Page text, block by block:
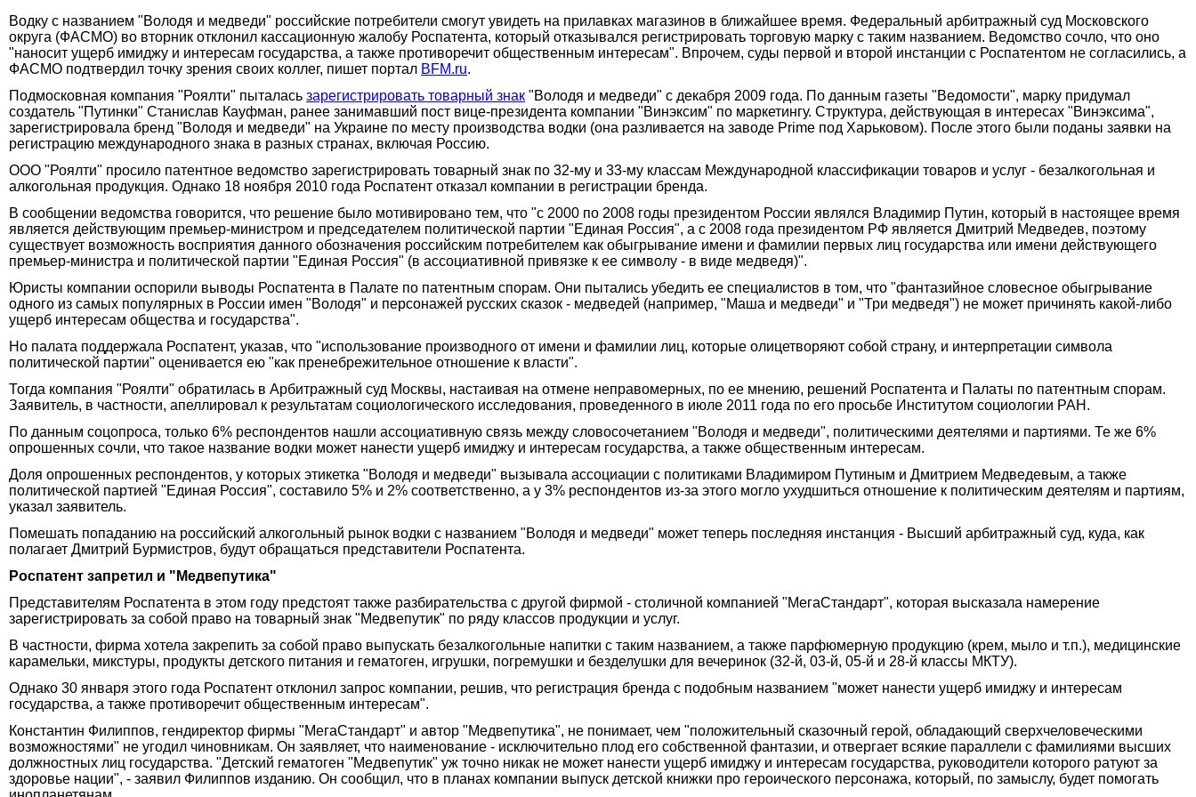
Водку с названием "Володя и медведи" российские потребители смогут увидеть на прилавках магазинов в ближайшее время. Федеральный арбитражный суд Московского
округа (ФАСМО) во вторник отклонил кассационную жалобу Роспатента, который отказывался регистрировать торговую марку с таким названием. Ведомство сочло, что оно
"наносит ущерб имиджу и интересам государства, а также противоречит общественным интересам". Впрочем, суды первой и второй инстанции с Роспатентом не согласились, а
ФАСМО подтвердил точку зрения своих коллег, пишет портал BFM.ru.
Подмосковная компания "Роялти" пыталась зарегистрировать товарный знак "Володя и медведи" с декабря 2009 года. По данным газеты "Ведомости", марку придумал
создатель "Путинки" Станислав Кауфман, ранее занимавший пост вице-президента компании "Винэксим" по маркетингу. Структура, действующая в интересах "Винэксима",
зарегистрировала бренд "Володя и медведи" на Украине по месту производства водки (она разливается на заводе Prime под Харьковом). После этого были поданы заявки на
регистрацию международного знака в разных странах, включая Россию.
ООО "Роялти" просило патентное ведомство зарегистрировать товарный знак по 32-му и 33-му классам Международной классификации товаров и услуг - безалкогольная и
алкогольная продукция. Однако 18 ноября 2010 года Роспатент отказал компании в регистрации бренда.
В сообщении ведомства говорится, что решение было мотивировано тем, что "с 2000 по 2008 годы президентом России являлся Владимир Путин, который в настоящее время
является действующим премьер-министром и председателем политической партии "Единая Россия", а с 2008 года президентом РФ является Дмитрий Медведев, поэтому
существует возможность восприятия данного обозначения российским потребителем как обыгрывание имени и фамилии первых лиц государства или имени действующего
премьер-министра и политической партии "Единая Россия" (в ассоциативной привязке к ее символу - в виде медведя)".
Юристы компании оспорили выводы Роспатента в Палате по патентным спорам. Они пытались убедить ее специалистов в том, что "фантазийное словесное обыгрывание
одного из самых популярных в России имен "Володя" и персонажей русских сказок - медведей (например, "Маша и медведи" и "Три медведя") не может причинять какой-либо
ущерб интересам общества и государства".
Но палата поддержала Роспатент, указав, что "использование производного от имени и фамилии лиц, которые олицетворяют собой страну, и интерпретации символа
политической партии" оценивается ею "как пренебрежительное отношение к власти".
Тогда компания "Роялти" обратилась в Арбитражный суд Москвы, настаивая на отмене неправомерных, по ее мнению, решений Роспатента и Палаты по патентным спорам.
Заявитель, в частности, апеллировал к результатам социологического исследования, проведенного в июле 2011 года по его просьбе Институтом социологии РАН.
По данным соцопроса, только 6% респондентов нашли ассоциативную связь между словосочетанием "Володя и медведи", политическими деятелями и партиями. Те же 6%
опрошенных сочли, что такое название водки может нанести ущерб имиджу и интересам государства, а также общественным интересам.
Доля опрошенных респондентов, у которых этикетка "Володя и медведи" вызывала ассоциации с политиками Владимиром Путиным и Дмитрием Медведевым, а также
политической партией "Единая Россия", составило 5% и 2% соответственно, а у 3% респондентов из-за этого могло ухудшиться отношение к политическим деятелям и партиям,
указал заявитель.
Помешать попаданию на российский алкогольный рынок водки с названием "Володя и медведи" может теперь последняя инстанция - Высший арбитражный суд, куда, как
полагает Дмитрий Бурмистров, будут обращаться представители Роспатента.
Роспатент запретил и "Медвепутика"
Представителям Роспатента в этом году предстоят также разбирательства с другой фирмой - столичной компанией "МегаСтандарт", которая высказала намерение
зарегистрировать за собой право на товарный знак "Медвепутик" по ряду классов продукции и услуг.
В частности, фирма хотела закрепить за собой право выпускать безалкогольные напитки с таким названием, а также парфюмерную продукцию (крем, мыло и т.п.), медицинские
карамельки, микстуры, продукты детского питания и гематоген, игрушки, погремушки и безделушки для вечеринок (32-й, 03-й, 05-й и 28-й классы МКТУ).
Однако 30 января этого года Роспатент отклонил запрос компании, решив, что регистрация бренда с подобным названием "может нанести ущерб имиджу и интересам
государства, а также противоречит общественным интересам".
Константин Филиппов, гендиректор фирмы "МегаСтандарт" и автор "Медвепутика", не понимает, чем "положительный сказочный герой, обладающий сверхчеловеческими
возможностями" не угодил чиновникам. Он заявляет, что наименование - исключительно плод его собственной фантазии, и отвергает всякие параллели с фамилиями высших
должностных лиц государства. "Детский гематоген "Медвепутик" уж точно никак не может нанести ущерб имиджу и интересам государства, руководители которого ратуют за
здоровье нации", - заявил Филиппов изданию. Он сообщил, что в планах компании выпуск детской книжки про героического персонажа, который, по замыслу, будет помогать